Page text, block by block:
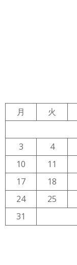
月
火
3
4
10
11
17
18
24
25
31